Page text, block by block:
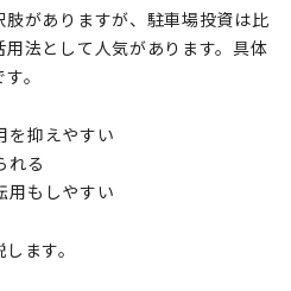
がありますが、駐車場投資は比
法として人気があります。具体
。
を抑えやすい
れる
用もしやすい
ます。